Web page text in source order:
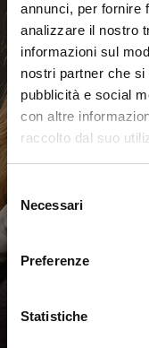
annunci, per fornire
analizzare il nostro
informazioni sul
nostri partner che
pubblicità e social
con altre
raccolto dal suo
del
consenso
Necessari
Preferenze
Statistiche
Test
inizia ora il test